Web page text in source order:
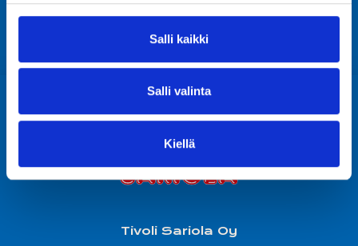
Salli kaikki
Salli valinta
Kiellä
Tivoli Sariola Oy